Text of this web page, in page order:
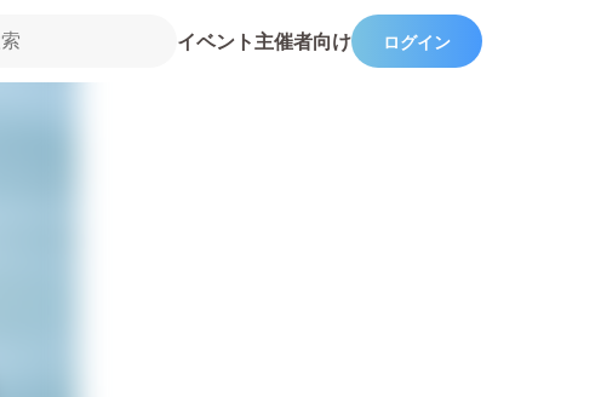
イベント主催者向け ログイン